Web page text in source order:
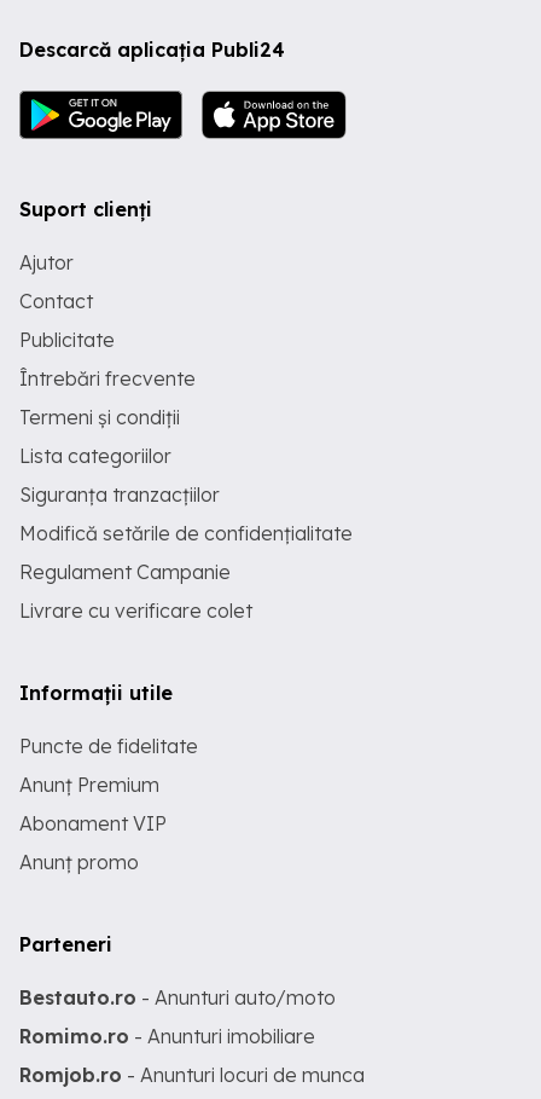
Descarcă aplicația Publi24
Suport clienți
Ajutor
Contact
Publicitate
Întrebări frecvente
Termeni și condiții
Lista categoriilor
Siguranța tranzacțiilor
Modifică setările de confidențialitate
Regulament Campanie
Livrare cu verificare colet
Informații utile
Puncte de fidelitate
Anunț Premium
Abonament VIP
Anunț promo
Parteneri
Bestauto.ro - Anunturi auto/moto
Romimo.ro - Anunturi imobiliare
Romjob.ro - Anunturi locuri de munca